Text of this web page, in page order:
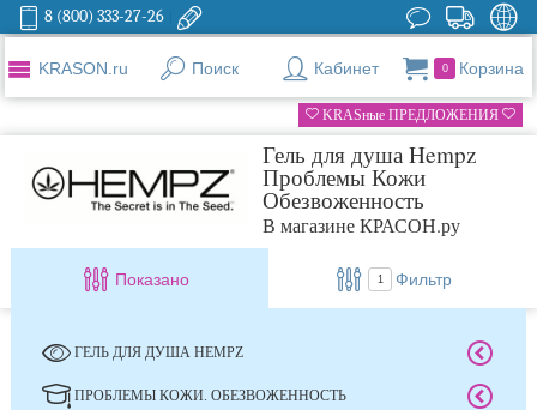
8 (800) 333-27-26
KRASON.ru Поиск Кабинет 0 Корзина
KRASные ПРЕДЛОЖЕНИЯ
Гель для душа Hempz
Проблемы Кожи
Обезвоженность
В магазине КРАСОН.ру
Показано 1 Фильтр
ГЕЛЬ ДЛЯ ДУША HEMPZ
ПРОБЛЕМЫ КОЖИ. ОБЕЗВОЖЕННОСТЬ